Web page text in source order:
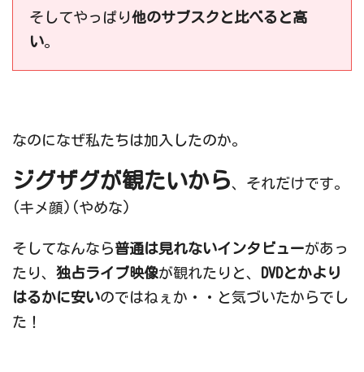
そしてやっぱり他のサブスクと比べると高
い。
なのになぜ私たちは加入したのか。
ジグザグが観たいから、それだけです。
(キメ顔)(やめな)
そしてなんなら普通は見れないインタビューがあっ
たり、 独占ライブ映像が観れたりと、 DVDとかより
はるかに安いのではねぇか・・と気づいたからでし
た！